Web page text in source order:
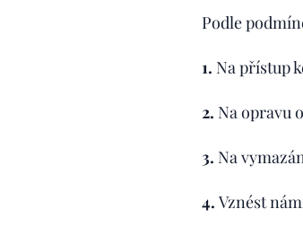
Podle
1. Na přístup
2. Na opravu
3. Na
4. Vznést